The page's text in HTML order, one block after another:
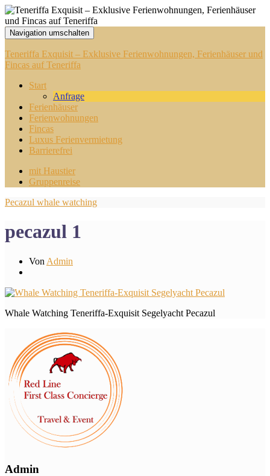
Navigation umschalten
Teneriffa Exquisit – Exklusive Ferienwohnungen, Ferienhäuser und
Fincas auf Teneriffa
Start
Anfrage
Ferienhäuser
Ferienwohnungen
Fincas
Luxus Ferienvermietung
Barrierefrei
mit Haustier
Gruppenreise
Pecazul whale watching
pecazul 1
Von Admin
Whale Watching Teneriffa-Exquisit Segelyacht Pecazul
Admin